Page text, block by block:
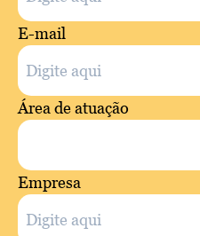
E-mail
Área de atuação
Empresa